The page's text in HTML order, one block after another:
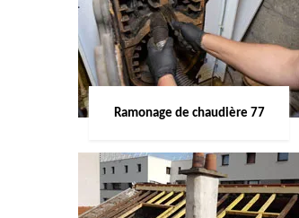
Ramonage de chaudière 77